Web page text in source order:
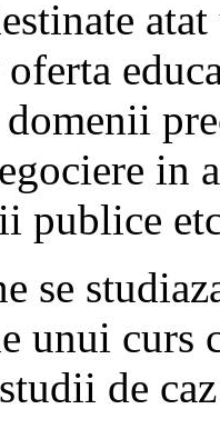
in
publice
se
unui
de